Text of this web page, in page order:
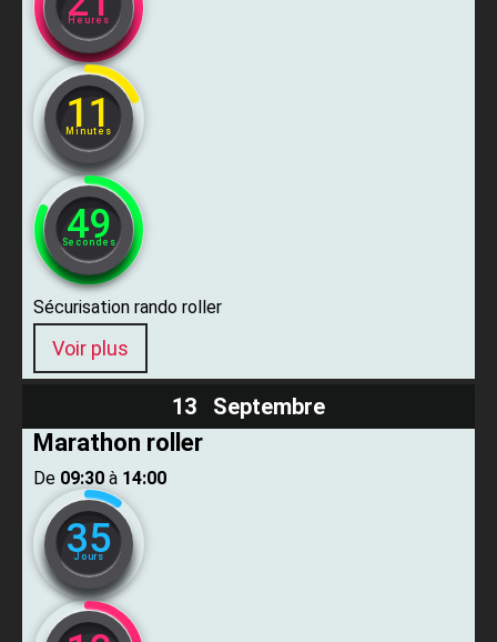
Heures
11
Minutes
47
Secondes
Sécurisation rando roller
Voir plus
13 Septembre
Marathon roller
De ​ 09:30 ​ à ​ 14:00
35
Jours